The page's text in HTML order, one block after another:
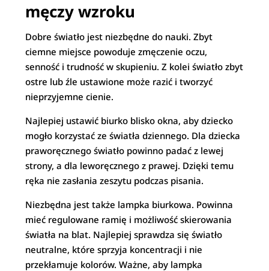
męczy wzroku
Dobre światło jest niezbędne do nauki. Zbyt
ciemne miejsce powoduje zmęczenie oczu,
senność i trudność w skupieniu. Z kolei światło zbyt
ostre lub źle ustawione może razić i tworzyć
nieprzyjemne cienie.
Najlepiej ustawić biurko blisko okna, aby dziecko
mogło korzystać ze światła dziennego. Dla dziecka
praworęcznego światło powinno padać z lewej
strony, a dla leworęcznego z prawej. Dzięki temu
ręka nie zasłania zeszytu podczas pisania.
Niezbędna jest także lampka biurkowa. Powinna
mieć regulowane ramię i możliwość skierowania
światła na blat. Najlepiej sprawdza się światło
neutralne, które sprzyja koncentracji i nie
przekłamuje kolorów. Ważne, aby lampka